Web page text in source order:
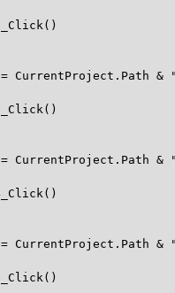
= CurrentProject.Path
= CurrentProject.Path
= CurrentProject.Path